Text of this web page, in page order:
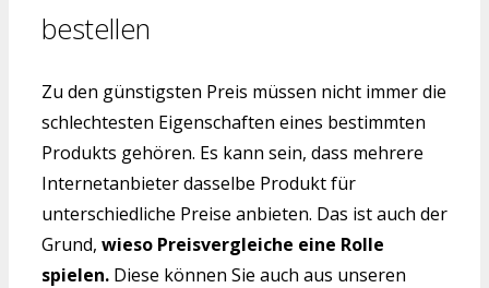
bestellen
Zu den günstigsten Preis müssen nicht immer die
schlechtesten Eigenschaften eines bestimmten
Produkts gehören. Es kann sein, dass mehrere
Internetanbieter dasselbe Produkt für
unterschiedliche Preise anbieten. Das ist auch der
Grund, wieso Preisvergleiche eine Rolle
spielen. Diese können Sie auch aus unseren